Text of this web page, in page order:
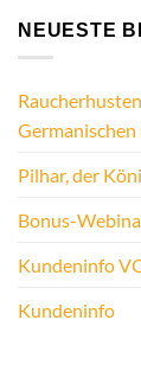
NEUESTE
Pilhar, der
Bonus-
Kundeninfo
Kundeninfo